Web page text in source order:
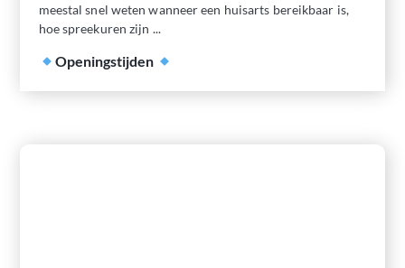
meestal snel weten wanneer een huisarts bereikbaar is,
hoe spreekuren zijn ...
Openingstijden